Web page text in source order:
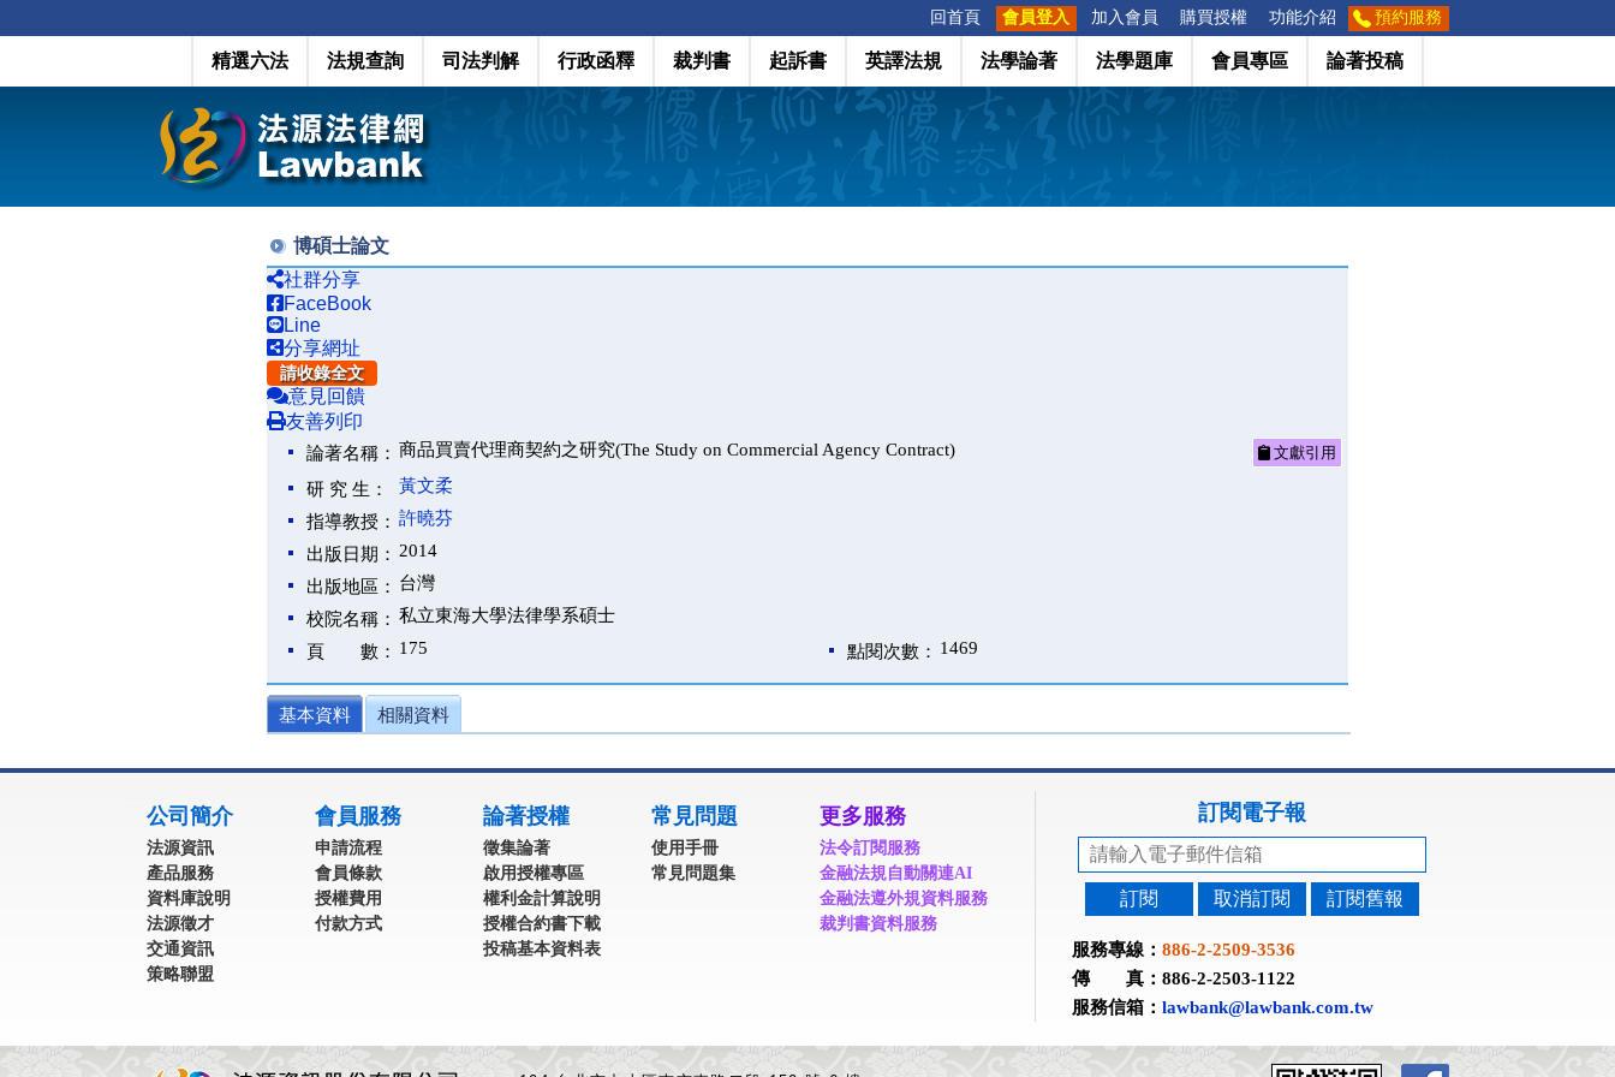
回首頁 會員登入 加入會員 購買授權 功能介紹 預約服務
精選六法 法規查詢 司法判解 行政函釋 裁判書 起訴書 英譯法規 法學論著 法學題庫 會員專區 論著投稿
博碩士論文
社群分享
FaceBook
Line
分享網址
請收錄全文
意見回饋
友善列印
論著名稱： 商品買賣代理商契約之研究(The Study on Commercial Agency Contract) 文獻引用
研 究 生：
黃文柔
指導教授： 許曉芬
出版日期： 2014
出版地區： 台灣
校院名稱： 私立東海大學法律學系碩士
頁 數： 175 點閱次數： 1469
基本資料 相關資料
公司簡介
法源資訊
產品服務
資料庫說明
法源徵才
交通資訊
策略聯盟
會員服務
申請流程
會員條款
授權費用
付款方式
論著授權
徵集論著
啟用授權專區
權利金計算說明
授權合約書下載
投稿基本資料表
常見問題
使用手冊
常見問題集
更多服務
法令訂閱服務
金融法規自動關連AI
金融法遵外規資料服務
裁判書資料服務
訂閱電子報
訂閱 取消訂閱 訂閱舊報
服務專線： 886-2-2509-3536
傳 真：886-2-2503-1122
服務信箱： lawbank@lawbank.com.tw